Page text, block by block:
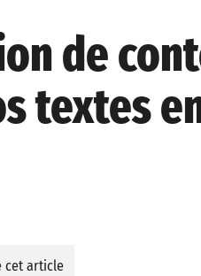
de
textes
cet article